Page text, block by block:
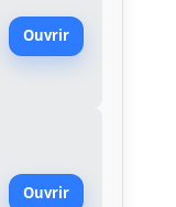
Ouvrir
Ouvrir